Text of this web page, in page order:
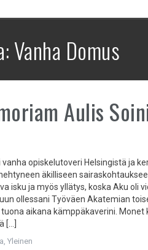
Vanha Domus
Aulis
opiskelutoveri Helsingistä ja
äkilliseen
isku ja myös yllätys, koska Aku oli
ollessani Työväen Akatemian
tuona aikana kämppäkaverini.
[…]
,Yleinen